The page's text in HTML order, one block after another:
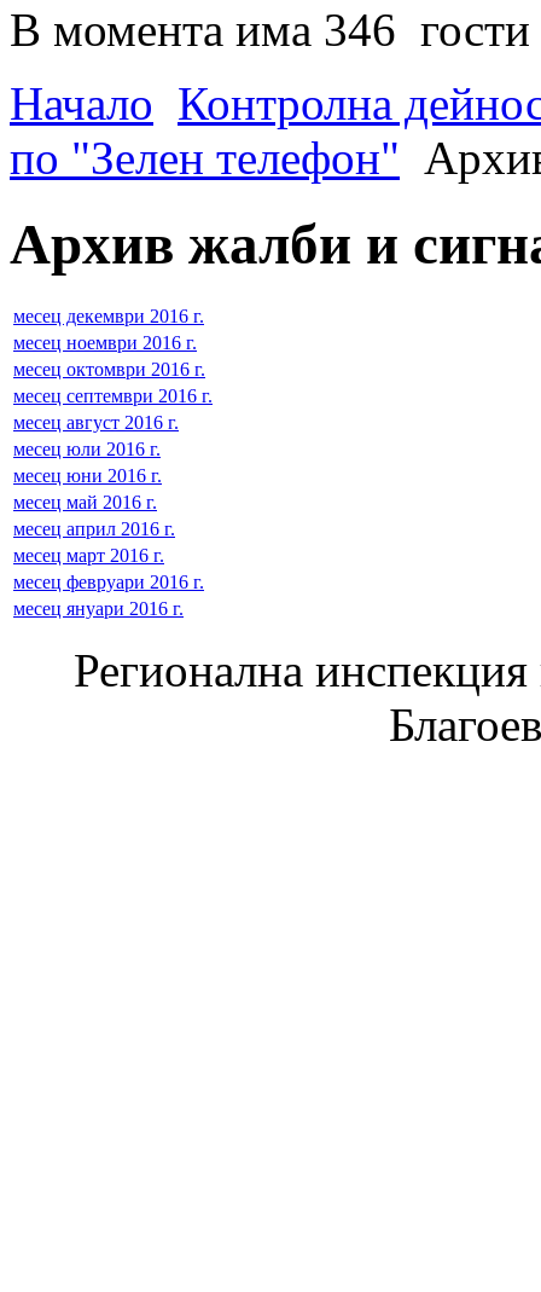
В момента има 346 гости
Начало Контролна
по "Зелен телефон"
Архив жалби и
месец декември 2016 г.
месец ноември 2016 г.
месец октомври 2016 г.
месец септември 2016 г.
месец август 2016 г.
месец юли 2016 г.
месец юни 2016 г.
месец май 2016 г.
месец април 2016 г.
месец март 2016 г.
месец февруари 2016 г.
месец януари 2016 г.
Регионална